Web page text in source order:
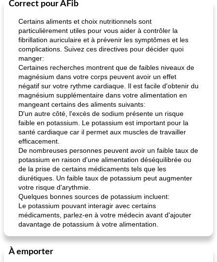
Déjeuner / Snacks
pois chiches rôtis aux épices amandes au cheddar rôti
Correct pour AFib
Certains aliments et choix nutritionnels sont
particulièrement utiles pour vous aider à contrôler la
fibrillation auriculaire et à prévenir les symptômes et les
complications. Suivez ces directives pour décider quoi
manger:
Certaines recherches montrent que de faibles niveaux de
magnésium dans votre corps peuvent avoir un effet
négatif sur votre rythme cardiaque. Il est facile d'obtenir du
magnésium supplémentaire dans votre alimentation en
mangeant certains des aliments suivants:
D'un autre côté, l'excès de sodium présente un risque
faible en potassium. Le potassium est important pour la
santé cardiaque car il permet aux muscles de travailler
efficacement.
De nombreuses personnes peuvent avoir un faible taux de
potassium en raison d'une alimentation déséquilibrée ou
de la prise de certains médicaments tels que les
diurétiques. Un faible taux de potassium peut augmenter
votre risque d'arythmie.
Quelques bonnes sources de potassium incluent:
Le potassium pouvant interagir avec certains
médicaments, parlez-en à votre médecin avant d'ajouter
davantage de potassium à votre alimentation.
À emporter